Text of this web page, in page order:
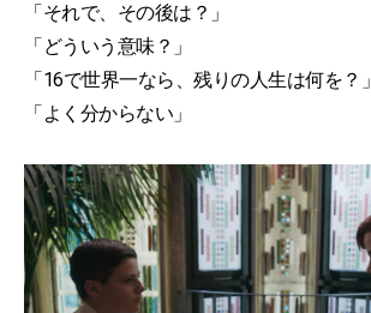
「それで、その後は？」
「どういう意味？」
「16で世界一なら、残りの人生は何を？」
「よく分からない」